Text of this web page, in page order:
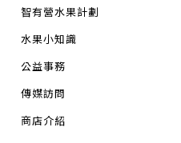
智有營水果計劃
水果小知識
公益事務
傳媒訪問
商店介紹